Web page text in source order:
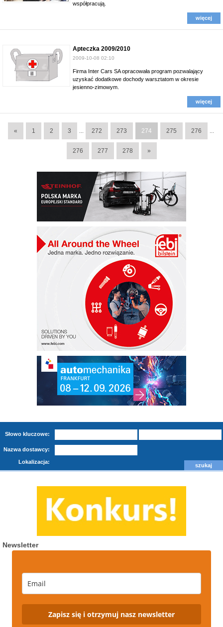
współpracują.
więcej
Apteczka 2009/2010
2009-10-08 02:10
Firma Inter Cars SA opracowała program pozwalający
uzyskać dodatkowe dochody warsztatom w okresie
jesienno-zimowym.
więcej
« 1 2 3 272 273 274 275 276
276 277 278 »
Słowo kluczowe:
Nazwa dostawcy:
Lokalizacja:
Newsletter
Zapisz się i otrzymuj nasz newsletter